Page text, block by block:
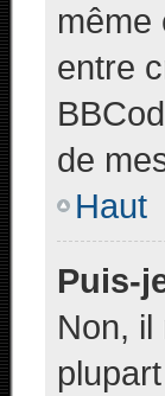
même
entre
de
Haut
Puis-
Non, il